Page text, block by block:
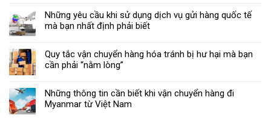
Những yêu cầu khi sử dụng dịch vụ gửi hàng quốc tế
mà bạn nhất định phải biết
Quy tắc vận chuyển hàng hóa tránh bị hư hại mà bạn
cần phải “nằm lòng”
Những thông tin cần biết khi vận chuyển hàng đi
Myanmar từ Việt Nam